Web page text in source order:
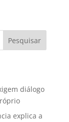
Pesquisar
diálogo
explica a